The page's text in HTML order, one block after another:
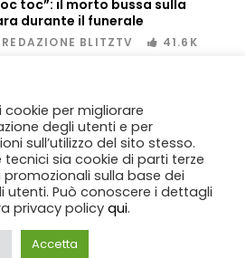
toc”: il morto bussa sulla
durante il funerale
REDAZIONE BLITZTV 41.6K
per migliorare
degli utenti e per
sull’utilizzo del sito stesso.
tecnici sia cookie di parti terze
sulla base dei
Può conoscere i dettagli
privacy policy qui.
Accetta